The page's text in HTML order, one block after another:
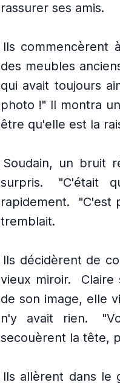
rassurer ses amis.
Ils commencèrent
des meubles
qui avait toujours
photo !" Il montra
être qu'elle est la
Soudain, un bruit
surpris.
"C'était
rapidement.
"C'est
tremblait.
Ils décidèrent de
vieux miroir.
de son image, elle
n'y avait rien.
secouèrent la tête,
Ils allèrent dans le